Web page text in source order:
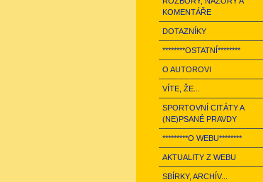
KOMENTÁŘE
DOTAZNÍKY
********OSTATNÍ********
O AUTOROVI
VÍTE, ŽE...
SPORTOVNÍ CITÁTY A
(NE)PSANÉ PRAVDY
*********O WEBU********
AKTUALITY Z WEBU
SBÍRKY, ARCHÍV...